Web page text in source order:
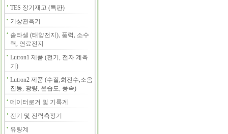
TES 장기재고 (특판)
기상관측기
솔라셀 (태양전지), 풍력, 소수
력, 연료전지
Lutron1 제품 (전기, 전자 계측
기)
Lutron2 제품 (수질,회전수,소음
진동, 광량, 온습도, 풍속)
데이터로거 및 기록계
전기 및 전력측정기
유량계